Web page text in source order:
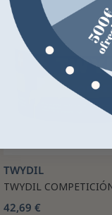
TWYDIL
TWYDIL
42,69 €